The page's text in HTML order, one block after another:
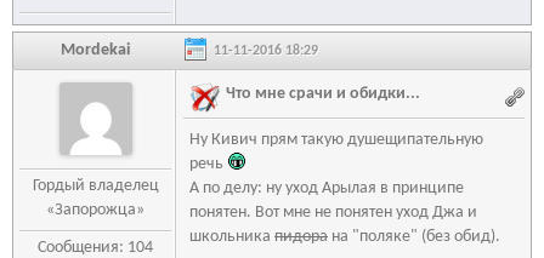
Mordekai 11-11-2016 18:29
Гордый владелец
«Запорожца»
Сообщения: 104
Что мне срачи и обидки...
Ну Кивич прям такую душещипательную
речь
А по делу: ну уход Арылая в принципе
понятен. Вот мне не понятен уход Джа и
школьника пидора на "поляке" (без обид).